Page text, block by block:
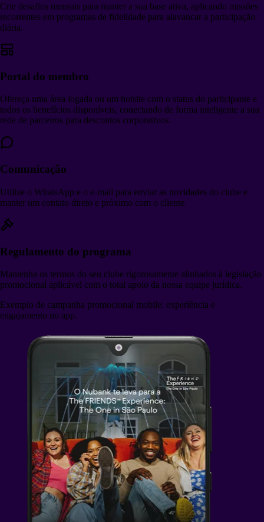
Crie desafios mensais para manter a sua base ativa, aplicando missões
recorrentes em programas de fidelidade para alavancar a participação
diária.
Portal do membro
Ofereça uma área logada ou um hotsite com o status do participante e
todos os benefícios disponíveis, conectando de forma inteligente a sua
rede de parceiros para descontos corporativos.
Comunicação
Utilize o WhatsApp e o e-mail para enviar as novidades do clube e
manter um contato direto e próximo com o cliente.
Regulamento do programa
Mantenha os termos do seu clube rigorosamente alinhados à legislação
promocional aplicável com o total apoio da nossa equipe jurídica.
Exemplo de campanha promocional mobile: experiência e
engajamento no app.